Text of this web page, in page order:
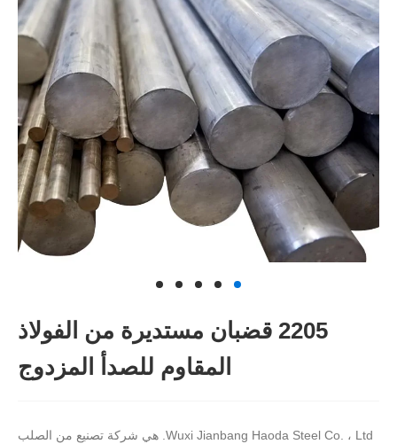
2205 قضبان مستديرة من الفولاذ
المقاوم للصدأ المزدوج
Wuxi Jianbang Haoda Steel Co. ، Ltd. هي شركة تصنيع من الصلب